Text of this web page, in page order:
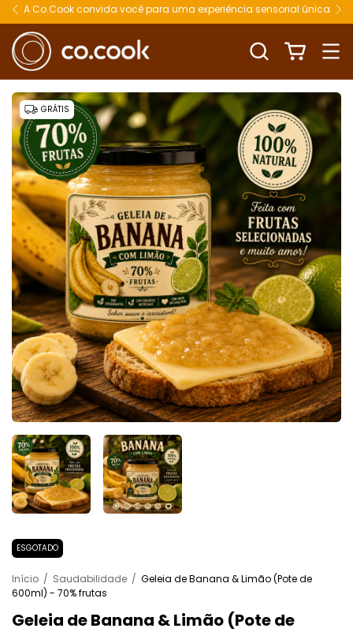
A Co.Cook convida você para uma experiência sensorial única
GRÁTIS
ESGOTADO
Início / Saudabilidade / Geleia de Banana & Limão (Pote de
600ml) - 70% frutas
Geleia de Banana & Limão (Pote de